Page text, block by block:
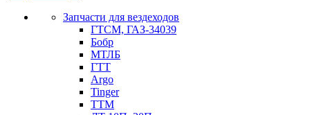
Запчасти для вездеходов
ГТСМ, ГАЗ-34039
Бобр
МТЛБ
ГТТ
Argo
Tinger
ТТМ